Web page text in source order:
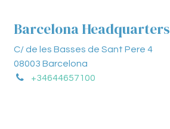
Barcelona Headquarters
C/ de les Basses de Sant Pere 4
08003 Barcelona
+34644657100